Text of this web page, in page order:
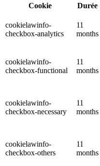
Cookie
Durée
cookielawinfo-
checkbox-analytics
11
months
cookielawinfo-
checkbox-functional
11
months
cookielawinfo-
checkbox-necessary
11
months
cookielawinfo-
checkbox-others
11
months